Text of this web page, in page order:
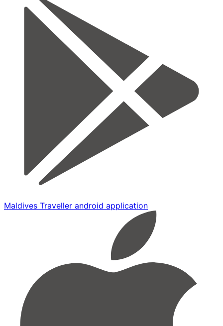
Maldives Traveller android application